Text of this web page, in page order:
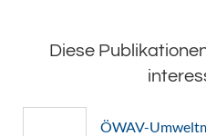
Diese
ÖWAV-